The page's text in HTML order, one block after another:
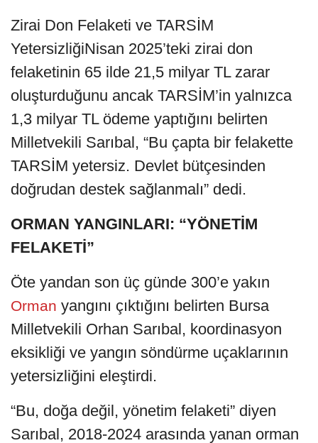
Zirai Don Felaketi ve TARSİM
YetersizliğiNisan 2025’teki zirai don
felaketinin 65 ilde 21,5 milyar TL zarar
oluşturduğunu ancak TARSİM’in yalnızca
1,3 milyar TL ödeme yaptığını belirten
Milletvekili Sarıbal, “Bu çapta bir felakette
TARSİM yetersiz. Devlet bütçesinden
doğrudan destek sağlanmalı” dedi.
ORMAN YANGINLARI: “YÖNETİM
FELAKETİ”
Öte yandan son üç günde 300’e yakın
Orman yangını çıktığını belirten Bursa
Milletvekili Orhan Sarıbal, koordinasyon
eksikliği ve yangın söndürme uçaklarının
yetersizliğini eleştirdi.
“Bu, doğa değil, yönetim felaketi” diyen
Sarıbal, 2018-2024 arasında yanan orman